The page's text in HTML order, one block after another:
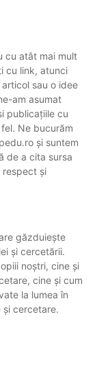
cu atât mai mult
cu link, atunci
sau o idee
am asumat
publicațiile cu
Ne bucurăm
și suntem
de a cita sursa
respect și
găzduiește
și cercetării.
noștri, cine și
cine și cum
la lumea în
și cercetare.